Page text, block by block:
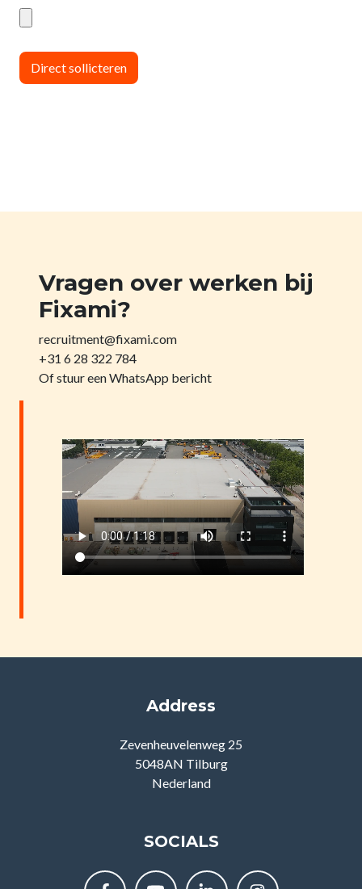
Direct sollicteren
Vragen over werken bij
Fixami?
recruitment@fixami.com
+31 6 28 322 784
Of stuur een WhatsApp bericht
Address
Zevenheuvelenweg 25
5048AN Tilburg
Nederland
SOCIALS